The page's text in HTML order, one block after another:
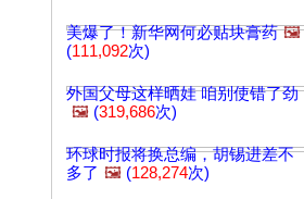
美爆了！新华网何必贴块膏药 🖼️
(111,092次)
外国父母这样晒娃 咱别使错了劲
🖼️ (319,686次)
环球时报将换总编，胡锡进差不
多了 🖼️ (128,274次)